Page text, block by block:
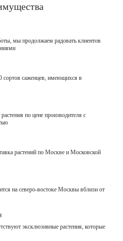
мы продолжаем радовать клиентов
саженцев, имеющихся в
по цене производителя с
растений по Москве и Московской
на северо-востоке Москвы вблизи от
эксклюзивные растения, которые